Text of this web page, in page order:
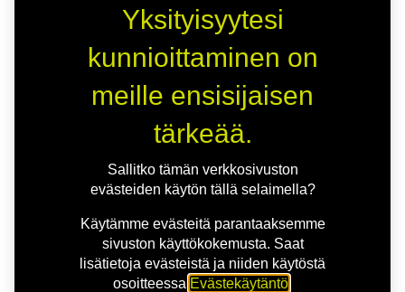
Yksityisyytesi
kunnioittaminen on
meille ensisijaisen
tärkeää.
Sallitko tämän verkkosivuston
evästeiden käytön tällä selaimella?
Käytämme evästeitä parantaaksemme
sivuston käyttökokemusta. Saat
lisätietoja evästeistä ja niiden käytöstä
osoitteessa Evästekäytäntö